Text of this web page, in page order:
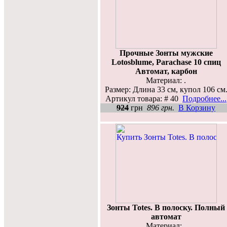
Прочные Зонты мужские
Lotosblume, Parachase 10 спиц
Автомат, карбон
Материал: .
Размер: Длина 33 см, купол 106 см.
Артикул товара: # 40 Подробнее...
924 грн 896 грн. В Корзину
Зонты Totes. В полоску. Полный
автомат